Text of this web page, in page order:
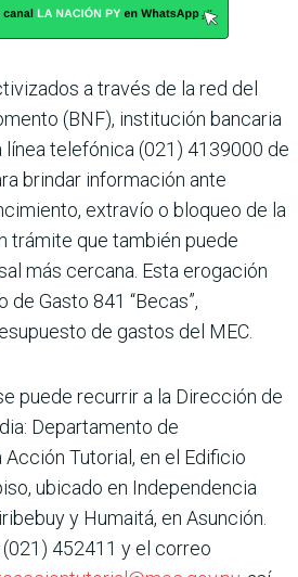
a través de la red del
(BNF), institución bancaria
línea telefónica (021) 4139000 de
brindar información ante
extravío o bloqueo de la
trámite que también puede
más cercana. Esta erogación
Gasto 841 “Becas”,
de gastos del MEC.
puede recurrir a la Dirección de
Departamento de
Tutorial, en el Edificio
ubicado en Independencia
y Humaitá, en Asunción.
452411 y el correo